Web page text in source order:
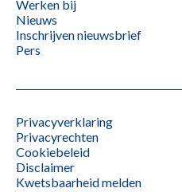
Werken bij
Nieuws
Inschrijven nieuwsbrief
Pers
Privacyverklaring
Privacyrechten
Cookiebeleid
Disclaimer
Kwetsbaarheid melden